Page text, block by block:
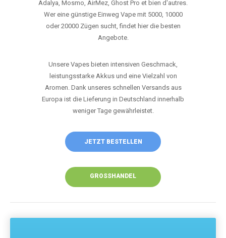
Adalya, Mosmo, AirMez, Ghost Pro et bien d'autres.
Wer eine günstige Einweg Vape mit 5000, 10000
oder 20000 Zügen sucht, findet hier die besten
Angebote.
Unsere Vapes bieten intensiven Geschmack,
leistungsstarke Akkus und eine Vielzahl von
Aromen. Dank unseres schnellen Versands aus
Europa ist die Lieferung in Deutschland innerhalb
weniger Tage gewährleistet.
JETZT BESTELLEN
GROSSHANDEL